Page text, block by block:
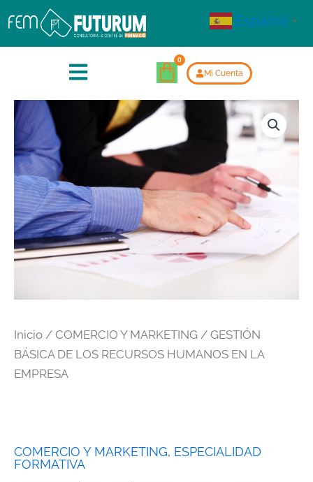
Mi Cuenta
Inicio / COMERCIO Y MARKETING / GESTIÓN
BÁSICA DE LOS RECURSOS HUMANOS EN LA
EMPRESA
COMERCIO Y MARKETING, ESPECIALIDAD
FORMATIVA
Español ▼